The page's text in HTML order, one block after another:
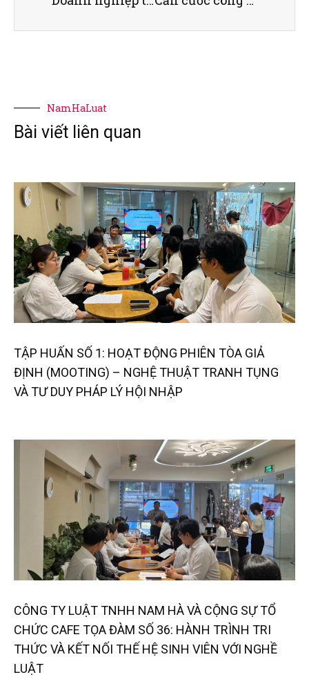
NamHaLuat
Bài viết liên quan
TẬP HUẤN SỐ 1: HOẠT ĐỘNG PHIÊN TÒA GIẢ
ĐỊNH (MOOTING) – NGHỆ THUẬT TRANH TỤNG
VÀ TƯ DUY PHÁP LÝ HỘI NHẬP
CÔNG TY LUẬT TNHH NAM HÀ VÀ CỘNG SỰ TỔ
CHỨC CAFE TỌA ĐÀM SỐ 36: HÀNH TRÌNH TRI
THỨC VÀ KẾT NỐI THẾ HỆ SINH VIÊN VỚI NGHỀ
LUẬT